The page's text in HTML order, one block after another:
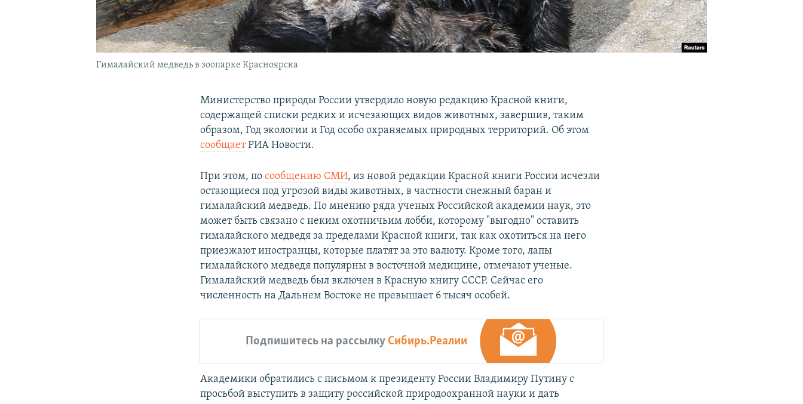
Гималайский медведь в зоопарке Красноярска
Министерство природы России утвердило новую редакцию Красной книги,
содержащей списки редких и исчезающих видов животных, завершив, таким
образом, Год экологии и Год особо охраняемых природных территорий. Об этом
сообщаетРИА Новости.
При этом, посообщению СМИ, из новой редакции Красной книги России исчезли
остающиеся под угрозой виды животных, в частности снежный баран и
гималайский медведь. По мнению ряда ученых Российской академии наук, это
может быть связано с неким охотничьим лобби, которому "выгодно" оставить
гималайского медведя за пределами Красной книги, так как охотиться на него
приезжают иностранцы, которые платят за это валюту. Кроме того, лапы
гималайского медведя популярны в восточной медицине, отмечают ученые.
Гималайский медведь был включен в Красную книгу СССР. Сейчас его
численность на Дальнем Востоке не превышает 6 тысяч особей.
Подпишитесь на рассылку Сибирь.Реалии
Академики обратились с письмом к президенту России Владимиру Путину с
просьбой выступить в защиту российской природоохранной науки и дать